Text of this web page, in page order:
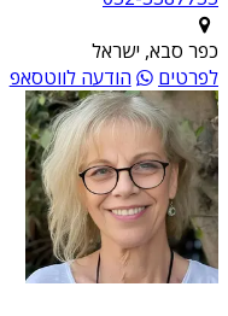
כפר סבא, ישראל
לפרטים
הודעה לווטסאפ